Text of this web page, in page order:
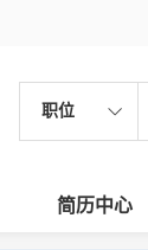
职位
简历中心